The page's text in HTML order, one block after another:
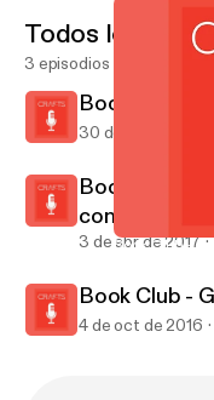
Book Club -
Todos los
3 episodios
Book Club -
30 de oct de 2017
Book Club -
conversation
3 de abr de 2017
Book Club -
4 de oct de 2016